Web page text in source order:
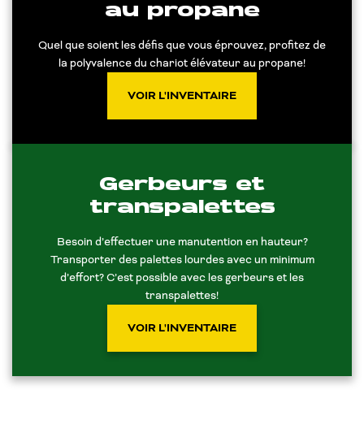
au propane
Quel que soient les défis que vous éprouvez, profitez de
la polyvalence du chariot élévateur au propane!
VOIR L'INVENTAIRE
Gerbeurs et
transpalettes
Besoin d’effectuer une manutention en hauteur?
Transporter des palettes lourdes avec un minimum
d’effort? C’est possible avec les gerbeurs et les
transpalettes!
VOIR L'INVENTAIRE